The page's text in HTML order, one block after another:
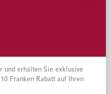
und erhalten Sie exklusive
Franken Rabatt auf Ihren